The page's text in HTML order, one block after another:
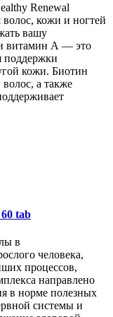
Renewal
кожи и ногтей
вашу
и витамин А — это
поддержки
кожи. Биотин
а также
tab
в
человека,
процессов,
направлено
в норме полезных
системы и